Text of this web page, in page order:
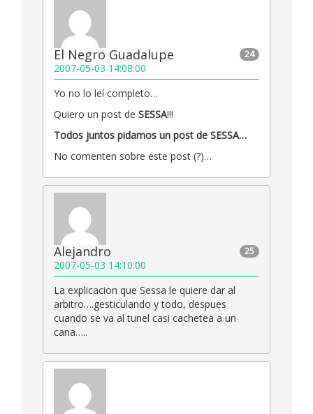
24
El Negro Guadalupe
2007-05-03 14:08:00
Yo no lo leí completo…
Quiero un post de SESSA!!!
Todos juntos pidamos un post de SESSA…
No comenten sobre este post (?)…
25
Alejandro
2007-05-03 14:10:00
La explicacion que Sessa le quiere dar al
arbitro….gesticulando y todo, despues
cuando se va al tunel casi cachetea a un
cana…..